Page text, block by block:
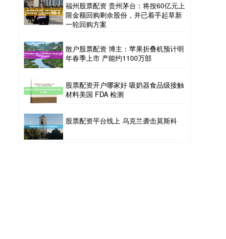
福州股票配资 贵州茅台：将按60亿元上
限金额回购剩余股份，并已着手起草新
一轮回购方案
散户股票配资 博主：苹果折叠机预计明
年春季上市 产能约1100万部
股票配资开户哪家好 吸奶器食品级接触
材料美国 FDA 检测
股票配资平台线上 乌克兰袭击莫斯科